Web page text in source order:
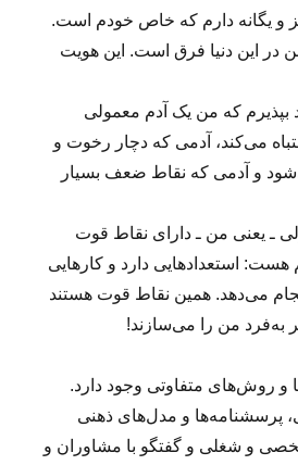
و یگانه دارم که خاص خودم است.
در این دنیا فرق است. این هویت
بپذیرم که من یک آدم معمولی
می‌کند، آدمی که دچار رخوت و
و آدمی که نقاط ضعف بسیار
ـ یعنی من ـ دارای نقاط قوت
استعدادهایی دارد و کارهایی
می‌دهد. همین نقاط قوت هستند
به‌فرد من را می‌سازند!
و روش‌های متفاوتی وجود دارد.
پرسشنامه‌ها و مدل‌های ذهنی
و شغلی و گفتگو با مشاوران و